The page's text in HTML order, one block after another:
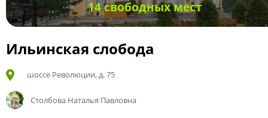
14 свободных мест
Ильинская слобода
шоссе Революции, д. 75
Столбова Наталья Павловна